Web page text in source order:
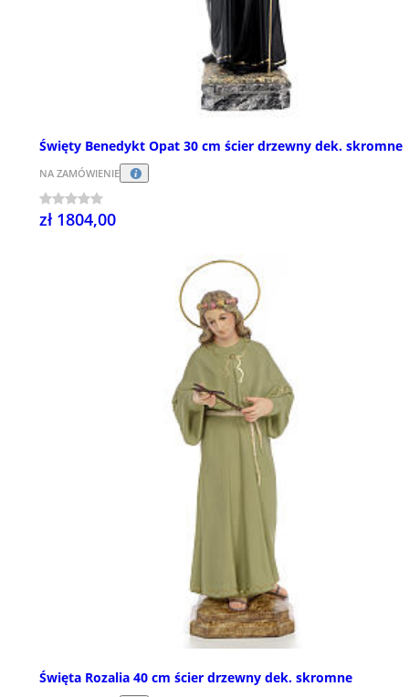
Święty Benedykt Opat 30 cm ścier drzewny dek. skromne
NA ZAMÓWIENIE
zł 1804,00
Święta Rozalia 40 cm ścier drzewny dek. skromne